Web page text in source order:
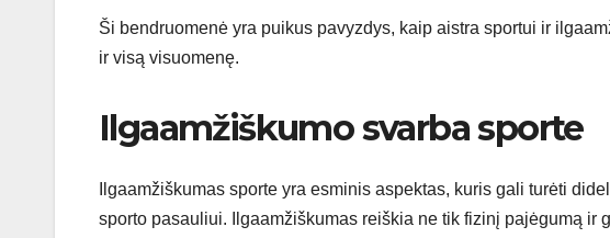
Ši bendruomenė yra puikus pavyzdys, kaip aistra sportui ir
ir visą visuomenę.
Ilgaamžiškumo svarba sporte
Ilgaamžiškumas sporte yra esminis aspektas, kuris gali turėti
sporto pasauliui. Ilgaamžiškumas reiškia ne tik fizinį pajėgumą ir